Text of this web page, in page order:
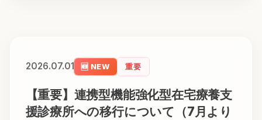
2026.07.01 🆕 NEW 重要
【重要】連携型機能強化型在宅療養支
援診療所への移行について（7月より